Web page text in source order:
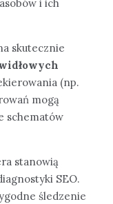
i ich
skutecznie
(np.
mogą
schematów
stanowią
SEO.
śledzenie